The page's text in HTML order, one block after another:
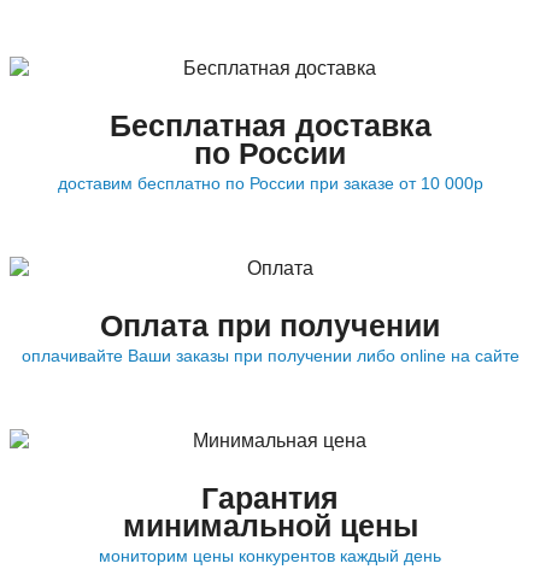
Бесплатная доставка
по России
доставим бесплатно по России при заказе от 10 000р
Оплата при получении
оплачивайте Ваши заказы при получении либо online на сайте
Гарантия
минимальной цены
мониторим цены конкурентов каждый день